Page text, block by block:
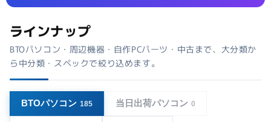
ラインナップ
BTOパソコン・周辺機器・自作PCパーツ・中古まで、大分類か
ら中分類・スペックで絞り込めます。
BTOパソコン 185 当日出荷パソコン 0